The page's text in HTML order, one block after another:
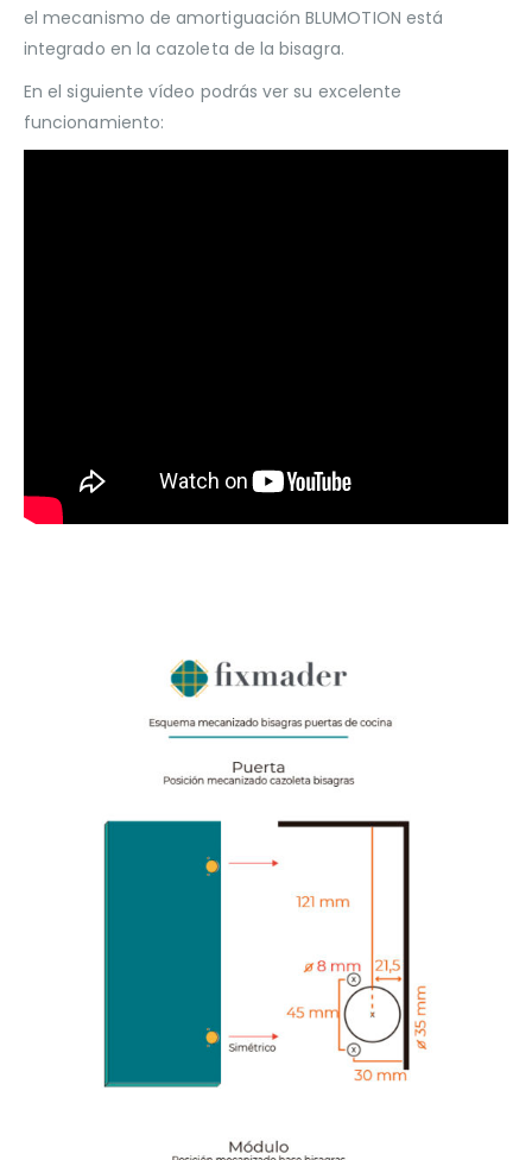
el mecanismo de amortiguación BLUMOTION está
integrado en la cazoleta de la bisagra.
En el siguiente vídeo podrás ver su excelente
funcionamiento: